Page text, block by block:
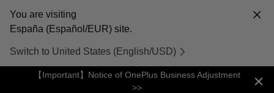
You are visiting
España (Español/EUR) site.
Switch to United States (English/USD)
【Important】Notice of OnePlus Business Adjustment
>>